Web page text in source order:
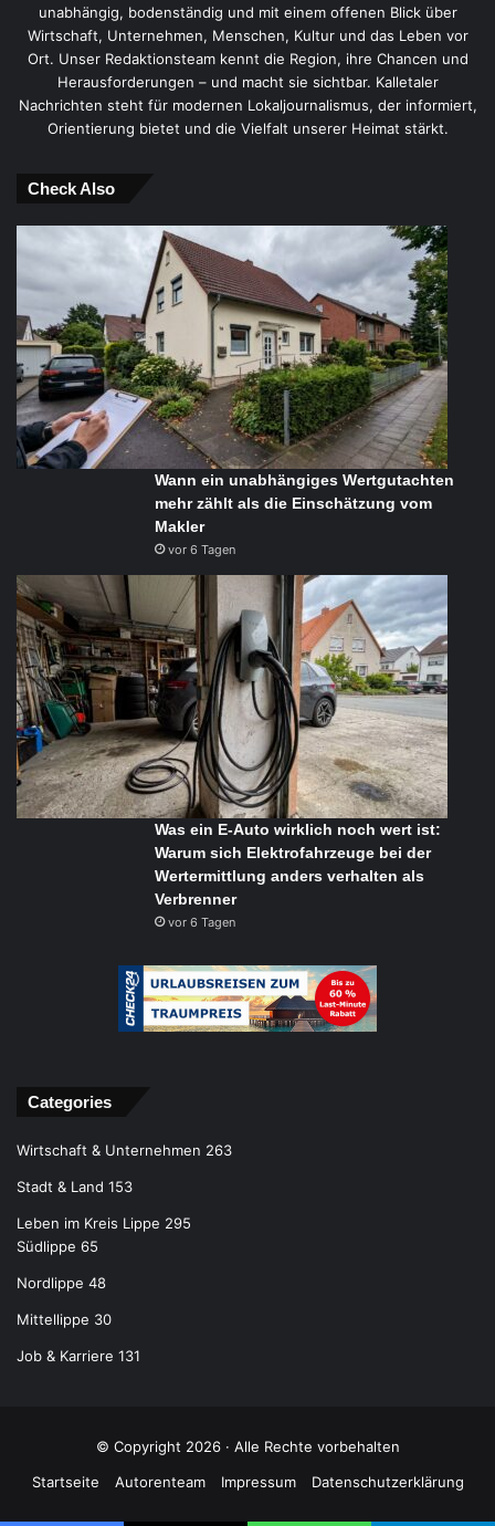
unabhängig, bodenständig und mit einem offenen Blick über
Wirtschaft, Unternehmen, Menschen, Kultur und das Leben vor
Ort. Unser Redaktionsteam kennt die Region, ihre Chancen und
Herausforderungen – und macht sie sichtbar. Kalletaler
Nachrichten steht für modernen Lokaljournalismus, der informiert,
Orientierung bietet und die Vielfalt unserer Heimat stärkt.
Check Also
Wann ein unabhängiges Wertgutachten
mehr zählt als die Einschätzung vom
Makler
vor 6 Tagen
Was ein E-Auto wirklich noch wert ist:
Warum sich Elektrofahrzeuge bei der
Wertermittlung anders verhalten als
Verbrenner
vor 6 Tagen
Categories
Wirtschaft & Unternehmen 263
Stadt & Land 153
Leben im Kreis Lippe 295
Südlippe 65
Nordlippe 48
Mittellippe 30
Job & Karriere 131
© Copyright 2026 · Alle Rechte vorbehalten
Startseite
Autorenteam Impressum Datenschutzerklärung